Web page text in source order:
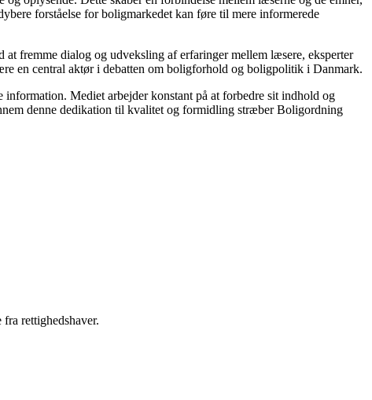
forståelse for boligmarkedet kan føre til mere informerede
fremme dialog og udveksling af erfaringer mellem læsere, eksperter
en central aktør i debatten om boligforhold og boligpolitik i Danmark.
Mediet arbejder konstant på at forbedre sit indhold og
denne dedikation til kvalitet og formidling stræber Boligordning
rettighedshaver.